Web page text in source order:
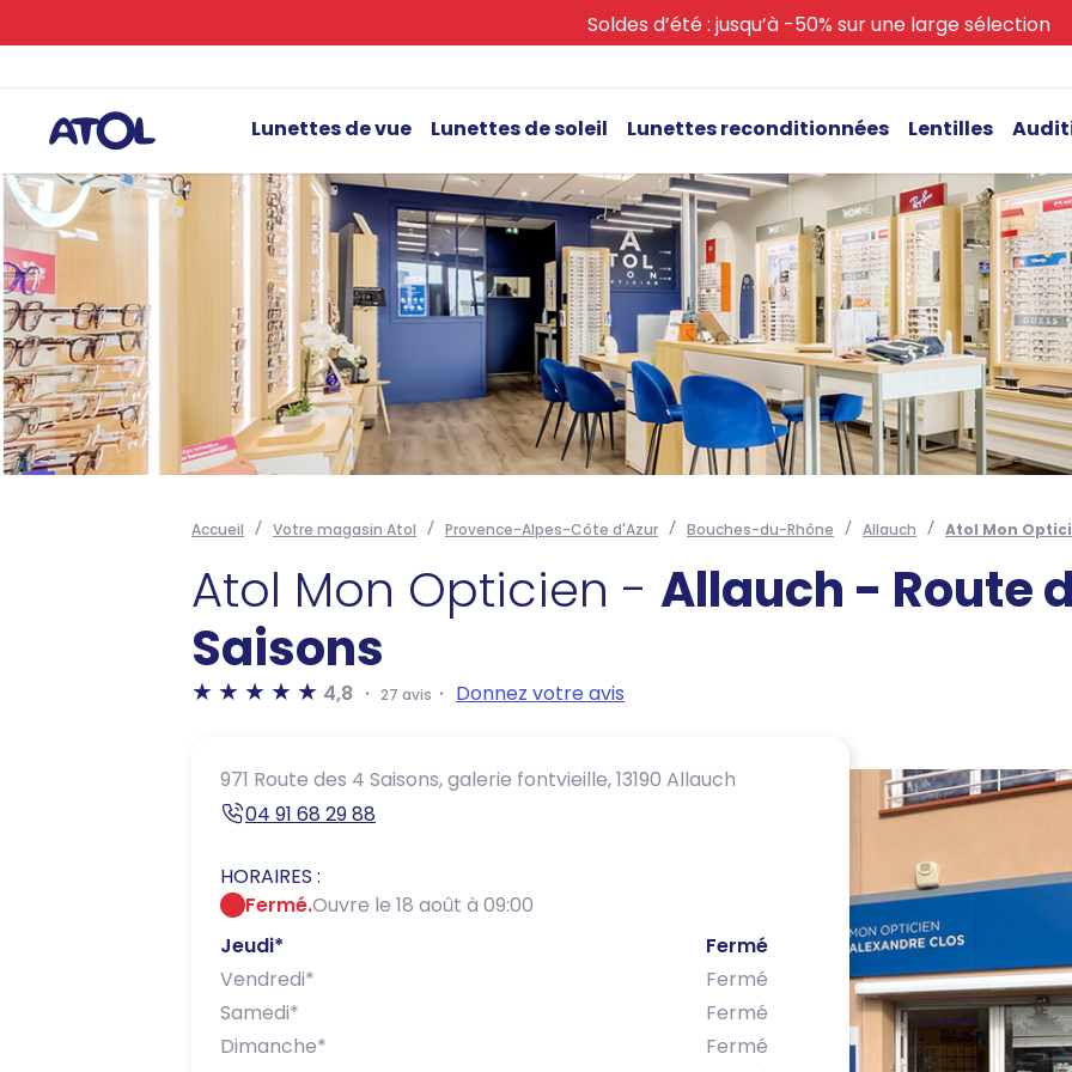
Soldes d’été : jusqu’à -50% sur une large sélection
Lunettes de vue Lunettes de soleil Lunettes reconditionnées Lentilles
Accueil Votre magasin Atol Provence-Alpes-Côte d'Azur Bouches-du-Rhône Allauch Atol Mon
Atol Mon Opticien - Allauch - Route
Saisons
4,8 27 avis Donnez votre avis
971 Route des 4 Saisons,galerie fontvieille,13190 Allauch
04 91 68 29 88
HORAIRES :
Fermé.Ouvre le 18 août à 09:00
Jeudi*
Fermé
Vendredi*
Fermé
Samedi*
Fermé
Dimanche*
Fermé